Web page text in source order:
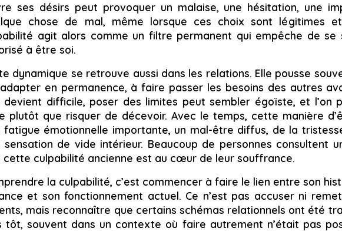
ses désirs peut provoquer un malaise, une hésitation, une
chose de mal, même lorsque ces choix sont légitimes
agit alors comme un filtre permanent qui empêche de se
à être soi.
dynamique se retrouve aussi dans les relations. Elle pousse
en permanence, à faire passer les besoins des autres
devient difficile, poser des limites peut sembler égoïste, et l’on
plutôt que risquer de décevoir. Avec le temps, cette manière
fatigue émotionnelle importante, un mal-être diffus, de la
sensation de vide intérieur. Beaucoup de personnes consultent
cette culpabilité ancienne est au cœur de leur souffrance.
la culpabilité, c’est commencer à faire le lien entre son
et son fonctionnement actuel. Ce n’est pas accuser ni
mais reconnaître que certains schémas relationnels ont été
tôt, souvent dans un contexte où faire autrement n’était pas